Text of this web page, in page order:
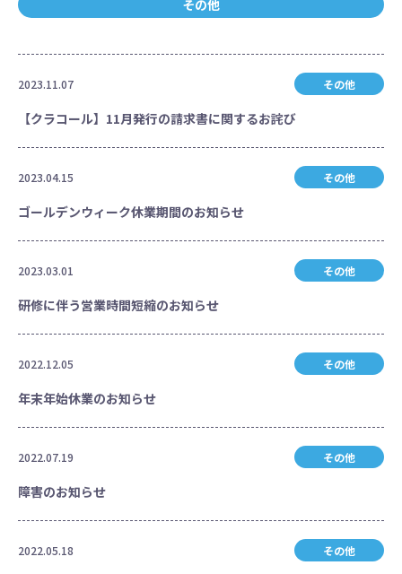
その他
2023.11.07 その他
【クラコール】11月発行の請求書に関するお詫び
2023.04.15 その他
ゴールデンウィーク休業期間のお知らせ
2023.03.01 その他
研修に伴う営業時間短縮のお知らせ
2022.12.05 その他
年末年始休業のお知らせ
2022.07.19 その他
障害のお知らせ
2022.05.18 その他